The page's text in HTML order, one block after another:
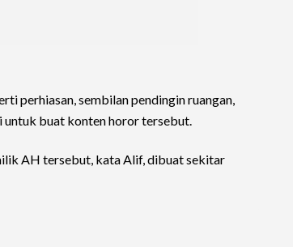
perhiasan, sembilan pendingin ruangan,
untuk buat konten horor tersebut.
AH tersebut, kata Alif, dibuat sekitar